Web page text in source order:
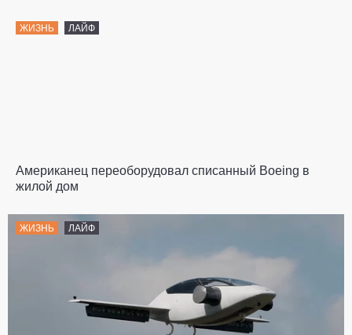
ЖИЗНЬ ЛАЙФ
Американец переоборудовал списанный Boeing в
жилой дом
ЖИЗНЬ ЛАЙФ